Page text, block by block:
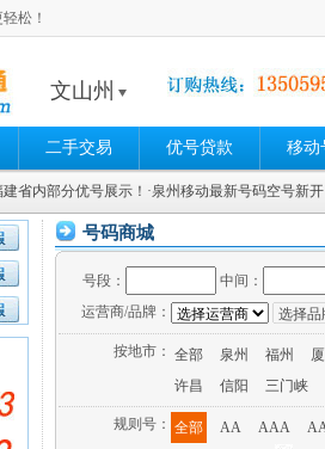
松！
文山州
二手交易 优号贷款 移动
建省内部分优号展示！ ·泉州移动最新号码空号新
号码商城
号段：
中间：
运营商/品牌：
按地市： 全部 泉州 福州
许昌
信阳 三门峡
规则号： 全部 AA AAA